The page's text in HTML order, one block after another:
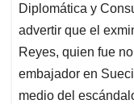
Diplomática y
advertir que el
Reyes, quien fue
embajador en
medio del